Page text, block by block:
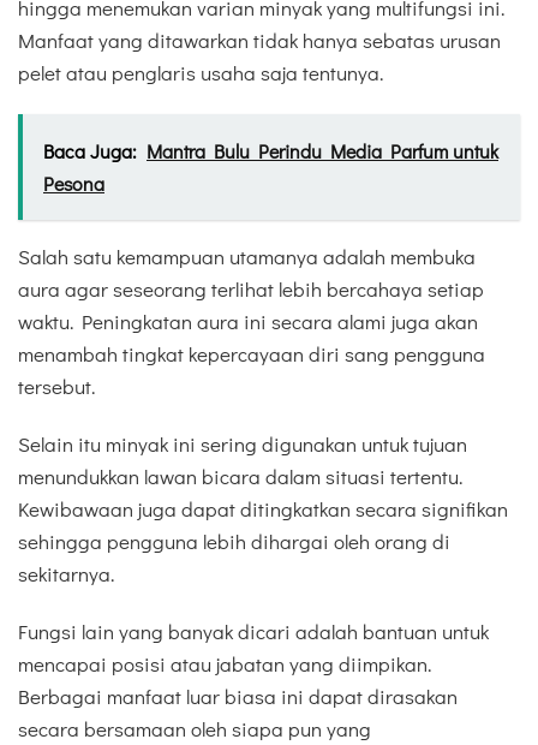
hingga menemukan varian minyak yang multifungsi ini.
Manfaat yang ditawarkan tidak hanya sebatas urusan
pelet atau penglaris usaha saja tentunya.
Baca Juga: Mantra Bulu Perindu Media Parfum untuk
Pesona
Salah satu kemampuan utamanya adalah membuka
aura agar seseorang terlihat lebih bercahaya setiap
waktu. Peningkatan aura ini secara alami juga akan
menambah tingkat kepercayaan diri sang pengguna
tersebut.
Selain itu minyak ini sering digunakan untuk tujuan
menundukkan lawan bicara dalam situasi tertentu.
Kewibawaan juga dapat ditingkatkan secara signifikan
sehingga pengguna lebih dihargai oleh orang di
sekitarnya.
Fungsi lain yang banyak dicari adalah bantuan untuk
mencapai posisi atau jabatan yang diimpikan.
Berbagai manfaat luar biasa ini dapat dirasakan
secara bersamaan oleh siapa pun yang